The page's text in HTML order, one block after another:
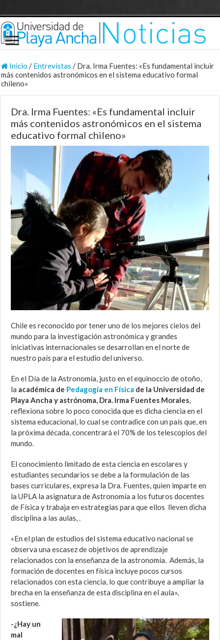
Inicio / Entrevistas / Dra. Irma Fuentes: «Es fundamental incluir
más contenidos astronómicos en el sistema educativo formal
chileno»
Dra. Irma Fuentes: «Es fundamental incluir
más contenidos astronómicos en el sistema
educativo formal chileno»
Chile es reconocido por tener uno de los mejores cielos del
mundo para la investigación astronómica y grandes
iniciativas internacionales se desarrollan en el norte de
nuestro país para el estudio del universo.
En el Día de la Astronomía, justo en el equinoccio de otoño,
la académica de Pedagogía en Física de la Universidad de
Playa Ancha y astrónoma, Dra. Irma Fuentes Morales,
reflexiona sobre lo poco conocida que es dicha ciencia en el
sistema educacional, lo cual se contradice con un país que, en
la próxima década, concentrará el 70% de los telescopios del
mundo.
El conocimiento limitado de esta ciencia en escolares y
estudiantes secundarios se debe a la formulación de las
bases curriculares, expresa la Dra. Fuentes, quien imparte en
la UPLA la asignatura de Astronomía a los futuros docentes
de Física y trabaja en estrategias para que ellos lleven dicha
disciplina a las aulas, .
«En el plan de estudios del sistema educativo nacional se
observa una escasez de objetivos de aprendizaje
relacionados con la enseñanza de la astronomía. Además, la
formación de docentes en física incluye pocos cursos
relacionados con esta ciencia, lo que contribuye a ampliar la
brecha en la enseñanza de esta disciplina en el aula»,
sostiene.
-¿Hay un
mal